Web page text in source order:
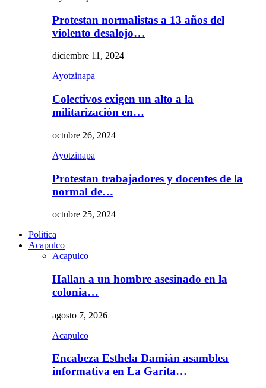
Protestan normalistas a 13 años del
violento desalojo…
diciembre 11, 2024
Ayotzinapa
Colectivos exigen un alto a la
militarización en…
octubre 26, 2024
Ayotzinapa
Protestan trabajadores y docentes de la
normal de…
octubre 25, 2024
Politica
Acapulco
Acapulco
Hallan a un hombre asesinado en la
colonia…
agosto 7, 2026
Acapulco
Encabeza Esthela Damián asamblea
informativa en La Garita…